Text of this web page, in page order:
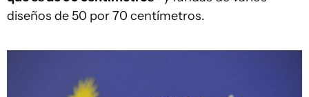
diseños de 50 por 70 centímetros.